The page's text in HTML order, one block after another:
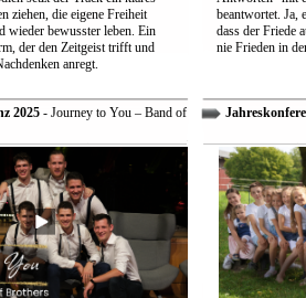
ziehen, die eigene Freiheit
wieder bewusster leben. Ein
der den Zeitgeist trifft und
anregt.
beantwortet. Ja,
dass der Friede
nie Frieden in
2025- Journey to You – Band of